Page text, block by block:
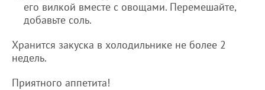
его вилкой вместе с овощами. Перемешайте,
добавьте соль.
Хранится закуска в холодильнике не более 2
недель.
Приятного аппетита!